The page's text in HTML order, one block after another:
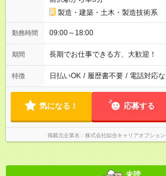
製造・建築・土木・製造技術系
勤務時間 09:00～18:00
期間 長期でお仕事できる方、大歓迎！
特徴 日払いOK / 履歴書不要 / 電話対応な
気になる！ 応募する
掲載元企業名 株式会社綜合キャリアオプショ